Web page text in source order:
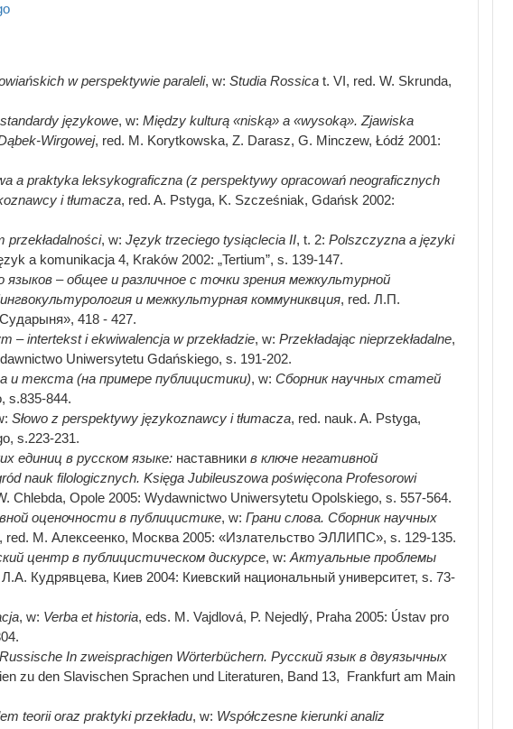
w perspektywie paraleli, w: Studia Rossicat. VI, red. W. Skrunda,
językowe, w: Między kulturą «niską» a «wysoką». Zjawiska
Wirgowej, red. M. Korytkowska, Z. Darasz, G. Minczew, Łódź 2001:
a praktyka leksykograficzna (z perspektywy opracowań neograficznych
i tłumacza, red. A. Pstyga, K. Szcześniak, Gdańsk 2002:
przekładalności, w: Język trzeciego tysiąclecia II, t. 2: Polszczyzna a języki
a komunikacja 4, Kraków 2002: „Tertium”, s. 139-147.
языков – общее и различное с точки зрения межкультурной
и межкультурная коммуниквция, red. Л.П.
418 - 427.
– intertekst i ekwiwalencja w przekładzie, w: Przekładając nieprzekładalne,
Uniwersytetu Gdańskiego, s. 191-202.
текста (на примере публицистики), w: Сборник научных статей
s.835-844.
Słowo z perspektywy językoznawcy i tłumacza, red. nauk. A. Pstyga,
s.223-231.
единиц в русском языке: наставники в ключе негативной
ódnaukfilologicznych. Księga Jubileuszowa poświęcona Profesorowi
Chlebda, Opole 2005: Wydawnictwo Uniwersytetu Opolskiego, s. 557-564.
оценочности в публицистике, w: Грани слова. Сборник научных
rеd. М. Алексеенко, Москва 2005: «Излательство ЭЛЛИПС», s. 129-135.
центр в публицистическом дискурсе, w: Актуальные проблемы
Кудрявцева, Киев 2004: Киевский национальный университет, s. 73-
, w: Verba et historia, eds. M. Vajdlová, P. Nejedlý, Praha 2005: Ústav pro
In zweisprachigen Wörterbüchern. Русский язык в двуязычных
zu den Slavischen Sprachen und Literaturen, Band 13, Frankfurt am Main
teorii oraz praktyki przekładu, w: Współczesne kierunki analiz